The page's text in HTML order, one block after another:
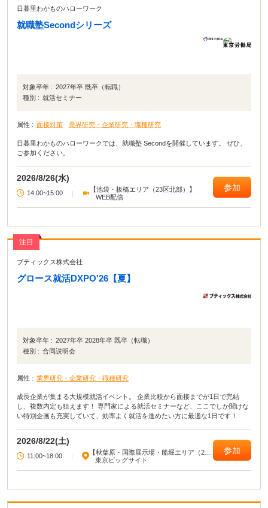
日暮里わかものハローワーク
就職塾Secondシリーズ
対象卒年 : 2027年卒 既卒（転職）
種別 : 就活セミナー
属性 : 面接対策 業界研究・企業研究・職種研究
日暮里わかものハローワークでは、就職塾 Secondを開催しています。 ぜひ、
ご参加ください。
2026/8/26(水)
14:00~15:00 |
【池袋・板橋エリア（23区北部）】
WEB配信
参加
注目
ブティックス株式会社
グロース就活DXPO'26【夏】
対象卒年 : 2027年卒 2028年卒 既卒（転職）
種別 : 合同説明会
属性 : 業界研究・企業研究・職種研究
成長企業が集まる大規模就活イベント。 企業比較から面接までが1日で完結
し、複数内定も狙えます！ 専門家による就活セミナーなど、ここでしか聞けな
い特別企画も充実していて、効率よく就活を進めたい方に最適な1日です！
2026/8/22(土)
11:00~18:00 |
【秋葉原・国際展示場・船堀エリア（23
区東部）】
東京ビッグサイト
参加